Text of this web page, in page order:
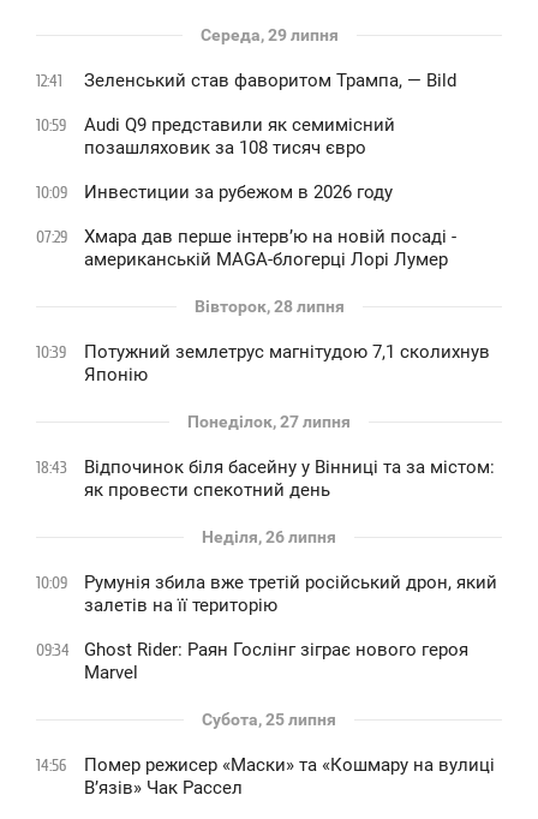
Середа, 29 липня
12:41 Зеленський став фаворитом Трампа, — Bild
10:59
Audi Q9 представили як семимісний
позашляховик за 108 тисяч євро
10:09 Инвестиции за рубежом в 2026 году
07:29
Хмара дав перше інтервʼю на новій посаді -
американській MAGA-блогерці Лорі Лумер
Вівторок, 28 липня
10:39
Потужний землетрус магнітудою 7,1 сколихнув
Японію
Понеділок, 27 липня
18:43
Відпочинок біля басейну у Вінниці та за містом:
як провести спекотний день
Неділя, 26 липня
10:09
Румунія збила вже третій російський дрон, який
залетів на її територію
09:34
Ghost Rider: Раян Гослінг зіграє нового героя
Marvel
Субота, 25 липня
14:56
Помер режисер «Маски» та «Кошмару на вулиці
В’язів» Чак Рассел